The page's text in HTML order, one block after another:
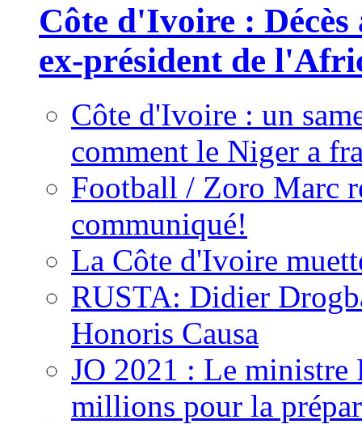
Côte d'Ivoire :
ex-président de
Côte d'Ivoire : un
comment le Niger a
Football / Zoro Marc
communiqué!
La Côte d'Ivoire
RUSTA: Didier
Honoris Causa
JO 2021 : Le ministre
millions pour la